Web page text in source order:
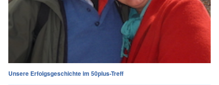
Unsere Erfolgsgeschichte im 50plus-Treff